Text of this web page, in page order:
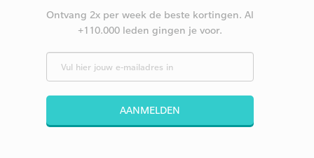
Ontvang 2x per week de beste kortingen. Al
+110.000 leden gingen je voor.
AANMELDEN